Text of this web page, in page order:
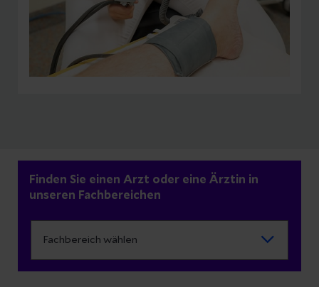
Finden Sie einen Arzt oder eine Ärztin in
unseren Fachbereichen